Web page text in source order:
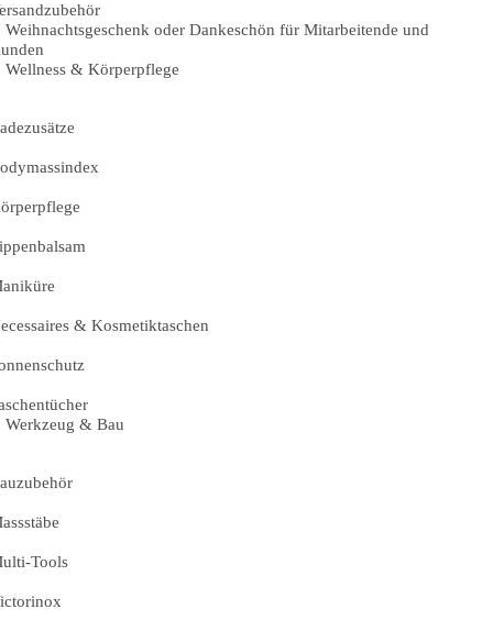
Weihnachtsgeschenk oder Dankeschön für Mitarbeitende und
Wellness & Körperpflege
& Kosmetiktaschen
Werkzeug & Bau
Tools